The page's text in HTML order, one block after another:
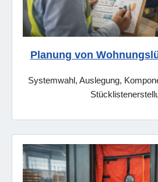
Planung von
Systemwahl, Auslegung,